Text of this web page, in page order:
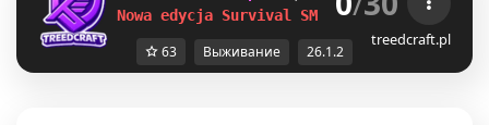
Nowa edycja Survival SMP 26.1.2!
treedcraft.pl
63 Выживание 26.1.2